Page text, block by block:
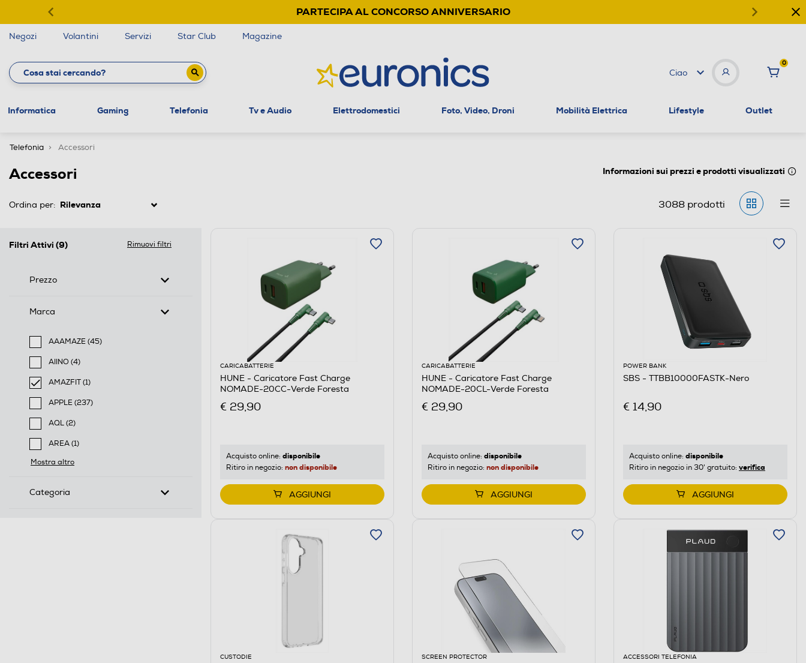
PARTECIPA AL CONCORSO ANNIVERSARIO
Negozi Volantini Servizi Star Club Magazine
Ciao
0
Informatica Gaming Telefonia Tv e Audio Elettrodomestici Foto, Video, Droni Mobilità Elettrica Lifestyle Outlet
Telefonia Accessori
Accessori Informazioni sui prezzi e prodotti visualizzati
Ordina per: 3088prodotti
Filtri Attivi (9) Rimuovi filtri
Prezzo
Marca
AAAMAZE (45)
Filtra per Marca: AAAMAZE
AIINO (4)
Filtra per Marca: AIINO
AMAZFIT (1)
selected Filtro applicato per Marca: AMAZFIT
APPLE (237)
Filtra per Marca: APPLE
AQL (2)
Filtra per Marca: AQL
AREA (1)
Filtra per Marca: AREA
Mostra altro
Categoria
CARICABATTERIE
HUNE - Caricatore Fast Charge
NOMADE-20CC-Verde Foresta
€ 29,90
Acquisto online: disponibile
Ritiro in negozio: non disponibile
AGGIUNGI
CARICABATTERIE
HUNE - Caricatore Fast Charge
NOMADE-20CL-Verde Foresta
€ 29,90
Acquisto online: disponibile
Ritiro in negozio: non disponibile
AGGIUNGI
POWER BANK
SBS - TTBB10000FASTK-Nero
€ 14,90
Acquisto online: disponibile
Ritiro in negozio in 30' gratuito: verifica
AGGIUNGI
CUSTODIE SCREEN PROTECTOR ACCESSORI TELEFONIA